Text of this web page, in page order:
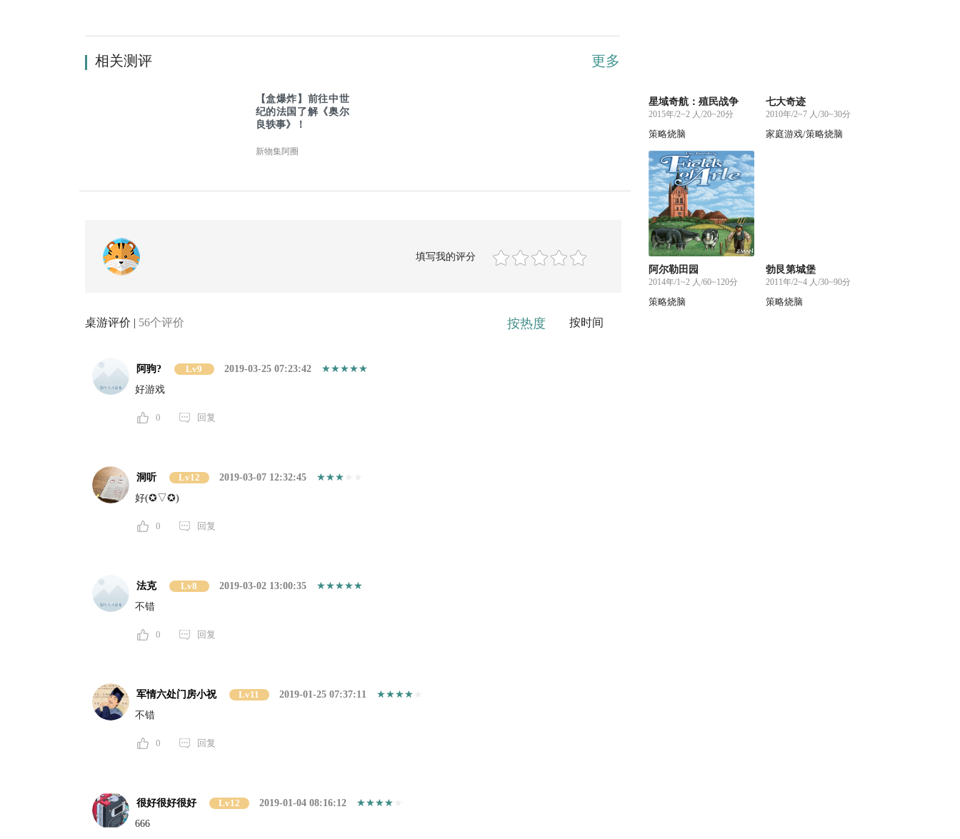
相关测评 更多
【盒爆炸】前往中世
纪的法国了解《奥尔
良轶事》！
新物集阿圈
填写我的评分
桌游评价 | 56个评价 按热度 按时间
阿驹? Lv9
2019-03-25 07:23:42
好游戏
0 回复
洞听 Lv12
2019-03-07 12:32:45
好(✪▽✪)
0 回复
法克 Lv8
2019-03-02 13:00:35
不错
0 回复
军情六处门房小祝 Lv11
2019-01-25 07:37:11
不错
0 回复
很好很好很好 Lv12
2019-01-04 08:16:12
666
星域奇航：殖民战争
2015年/2~2 人/20~20分
策略烧脑
七大奇迹
2010年/2~7 人/30~30分
家庭游戏/策略烧脑
阿尔勒田园
2014年/1~2 人/60~120分
策略烧脑
勃艮第城堡
2011年/2~4 人/30~90分
策略烧脑